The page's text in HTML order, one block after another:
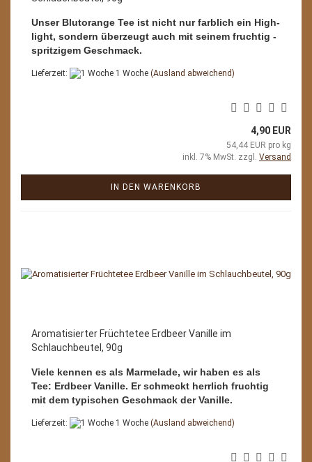
Unser Blutorange Tee ist nicht nur farblich ein High-
light, sondern überzeugt auch mit seinem fruchtig -
spritzigem Geschmack.
Lieferzeit: 1 Woche (Ausland abweichend)
4,90 EUR
54,44 EUR pro kg
inkl. 7% MwSt. zzgl. Versand
IN DEN WARENKORB
Aromatisierter Früchtetee Erdbeer Vanille im
Schlauchbeutel, 90g
Viele kennen es als Marmelade, wir haben es als
Tee: Erdbeer Vanille. Er schmeckt herrlich fruchtig
mit dem typischen Geschmack der Vanille.
Lieferzeit: 1 Woche (Ausland abweichend)